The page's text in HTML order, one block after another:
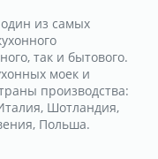
из самых
так и бытового.
моек и
производства:
Шотландия,
Польша.